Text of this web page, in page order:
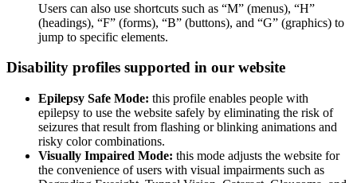
Users can also use shortcuts such as “M” (menus), “H”
(headings), “F” (forms), “B” (buttons), and “G” (graphics) to
jump to specific elements.
Disability profiles supported in our website
Epilepsy Safe Mode: this profile enables people with
epilepsy to use the website safely by eliminating the risk of
seizures that result from flashing or blinking animations and
risky color combinations.
Visually Impaired Mode: this mode adjusts the website for
the convenience of users with visual impairments such as